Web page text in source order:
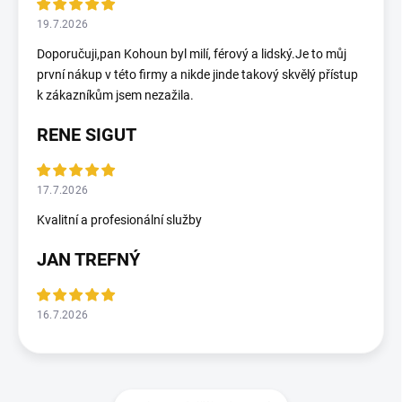
19.7.2026
Doporučuji,pan Kohoun byl milí, férový a lidský.Je to můj
první nákup v této firmy a nikde jinde takový skvělý přístup
k zákazníkům jsem nezažila.
RENE SIGUT
17.7.2026
Kvalitní a profesionální služby
JAN TREFNÝ
16.7.2026